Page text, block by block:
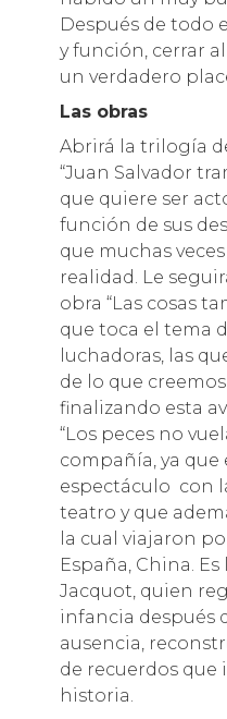
Después de todo
y función, cerrar
un verdadero
Las obras
Abrirá la trilogía
“Juan Salvador
que quiere ser
función de sus
que muchas
realidad. Le
obra “Las cosas
que toca el tema
luchadoras, las
de lo que
finalizando esta
“Los peces no
compañía, ya que
espectáculo con
teatro y que
la cual viajaron
España, China.
Jacquot, quien
infancia después
ausencia,
de recuerdos que
historia.